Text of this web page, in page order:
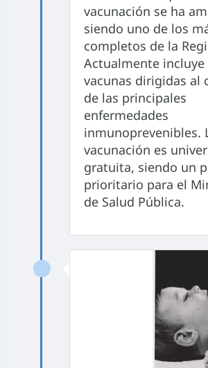
vacunación se ha
siendo uno de los
completos de la
Actualmente incluye
vacunas dirigidas al
de las principales
enfermedades
inmunoprevenibles.
vacunación es
gratuita, siendo un
prioritario para el
de Salud Pública.